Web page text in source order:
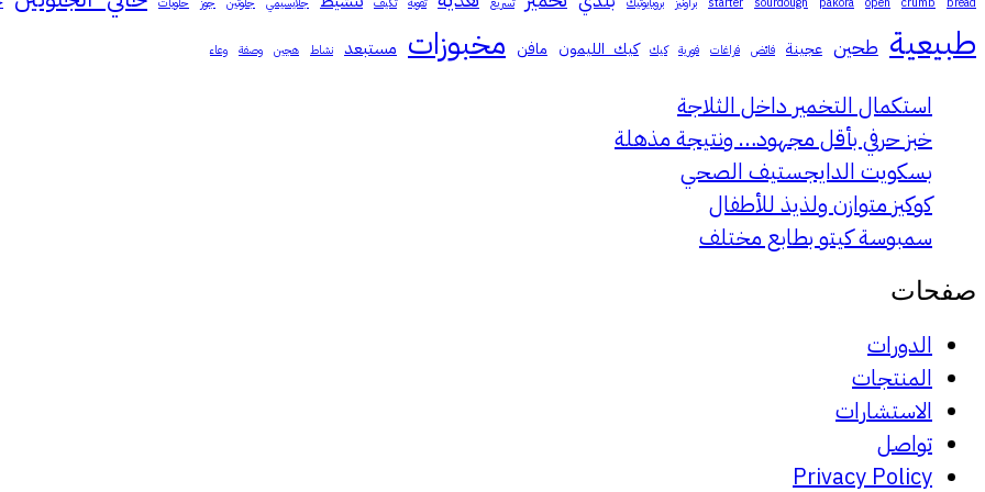
طبيعية طحين عجينة فائض فراغات فورية كيك كيك_الليمون مافن مخبوزات مستبعد نشاط هجين وصفة وعاء
استكمال التخمير داخل الثلاجة
خبز حرفي بأقل مجهود… ونتيجة مذهلة
بسكويت الدايجستيف الصحي
كوكيز متوازن ولذيذ للأطفال
سمبوسة كيتو بطابع مختلف
صفحات
الدورات
المنتجات
الاستشارات
تواصل
Privacy Policy